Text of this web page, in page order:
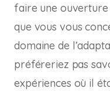
faire une ouverture
que vous vous
domaine de
préféreriez pas
expériences où il